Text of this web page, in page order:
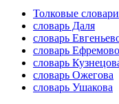
Толковые словари
словарь Даля
словарь
словарь
словарь
словарь Ожегова
словарь Ушакова